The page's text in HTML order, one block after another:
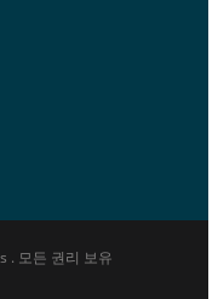
. 모든 권리 보유